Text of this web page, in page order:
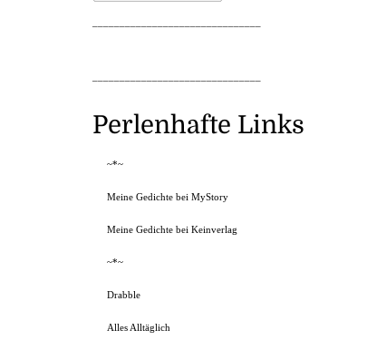
Perlenhafte Links
~*~
Meine Gedichte bei MyStory
Meine Gedichte bei Keinverlag
~*~
Drabble
Alles Alltäglich